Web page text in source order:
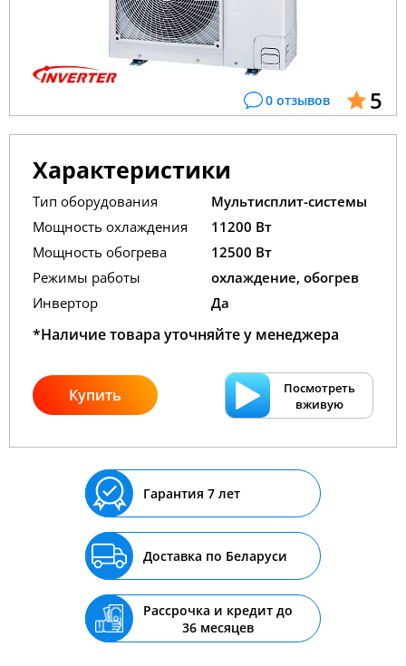
0 отзывов 5
Характеристики
Тип оборудования
Мультисплит-системы
Мощность охлаждения
11200 Вт
Мощность обогрева
12500 Вт
Режимы работы
охлаждение, обогрев
Инвертор
Да
*Наличие товара уточняйте у менеджера
Купить
Посмотреть
вживую
Гарантия 7 лет
Доставка по Беларуси
Рассрочка и кредит до
36 месяцев